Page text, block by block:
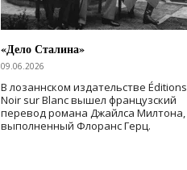
«Дело Сталина»
09.06.2026
В лозаннском издательстве Éditions
Noir sur Blanc вышел французский
перевод романа Джайлса Милтона,
выполненный Флоранс Герц.